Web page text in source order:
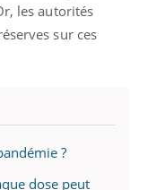
les autorités
sur ces
?
dose peut